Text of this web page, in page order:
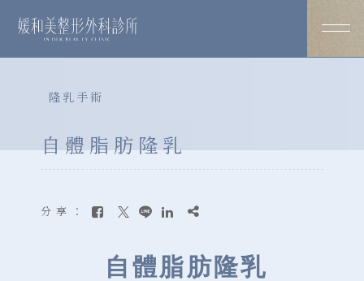
隆乳手術
自體脂肪隆乳
分享：
自體脂肪隆乳